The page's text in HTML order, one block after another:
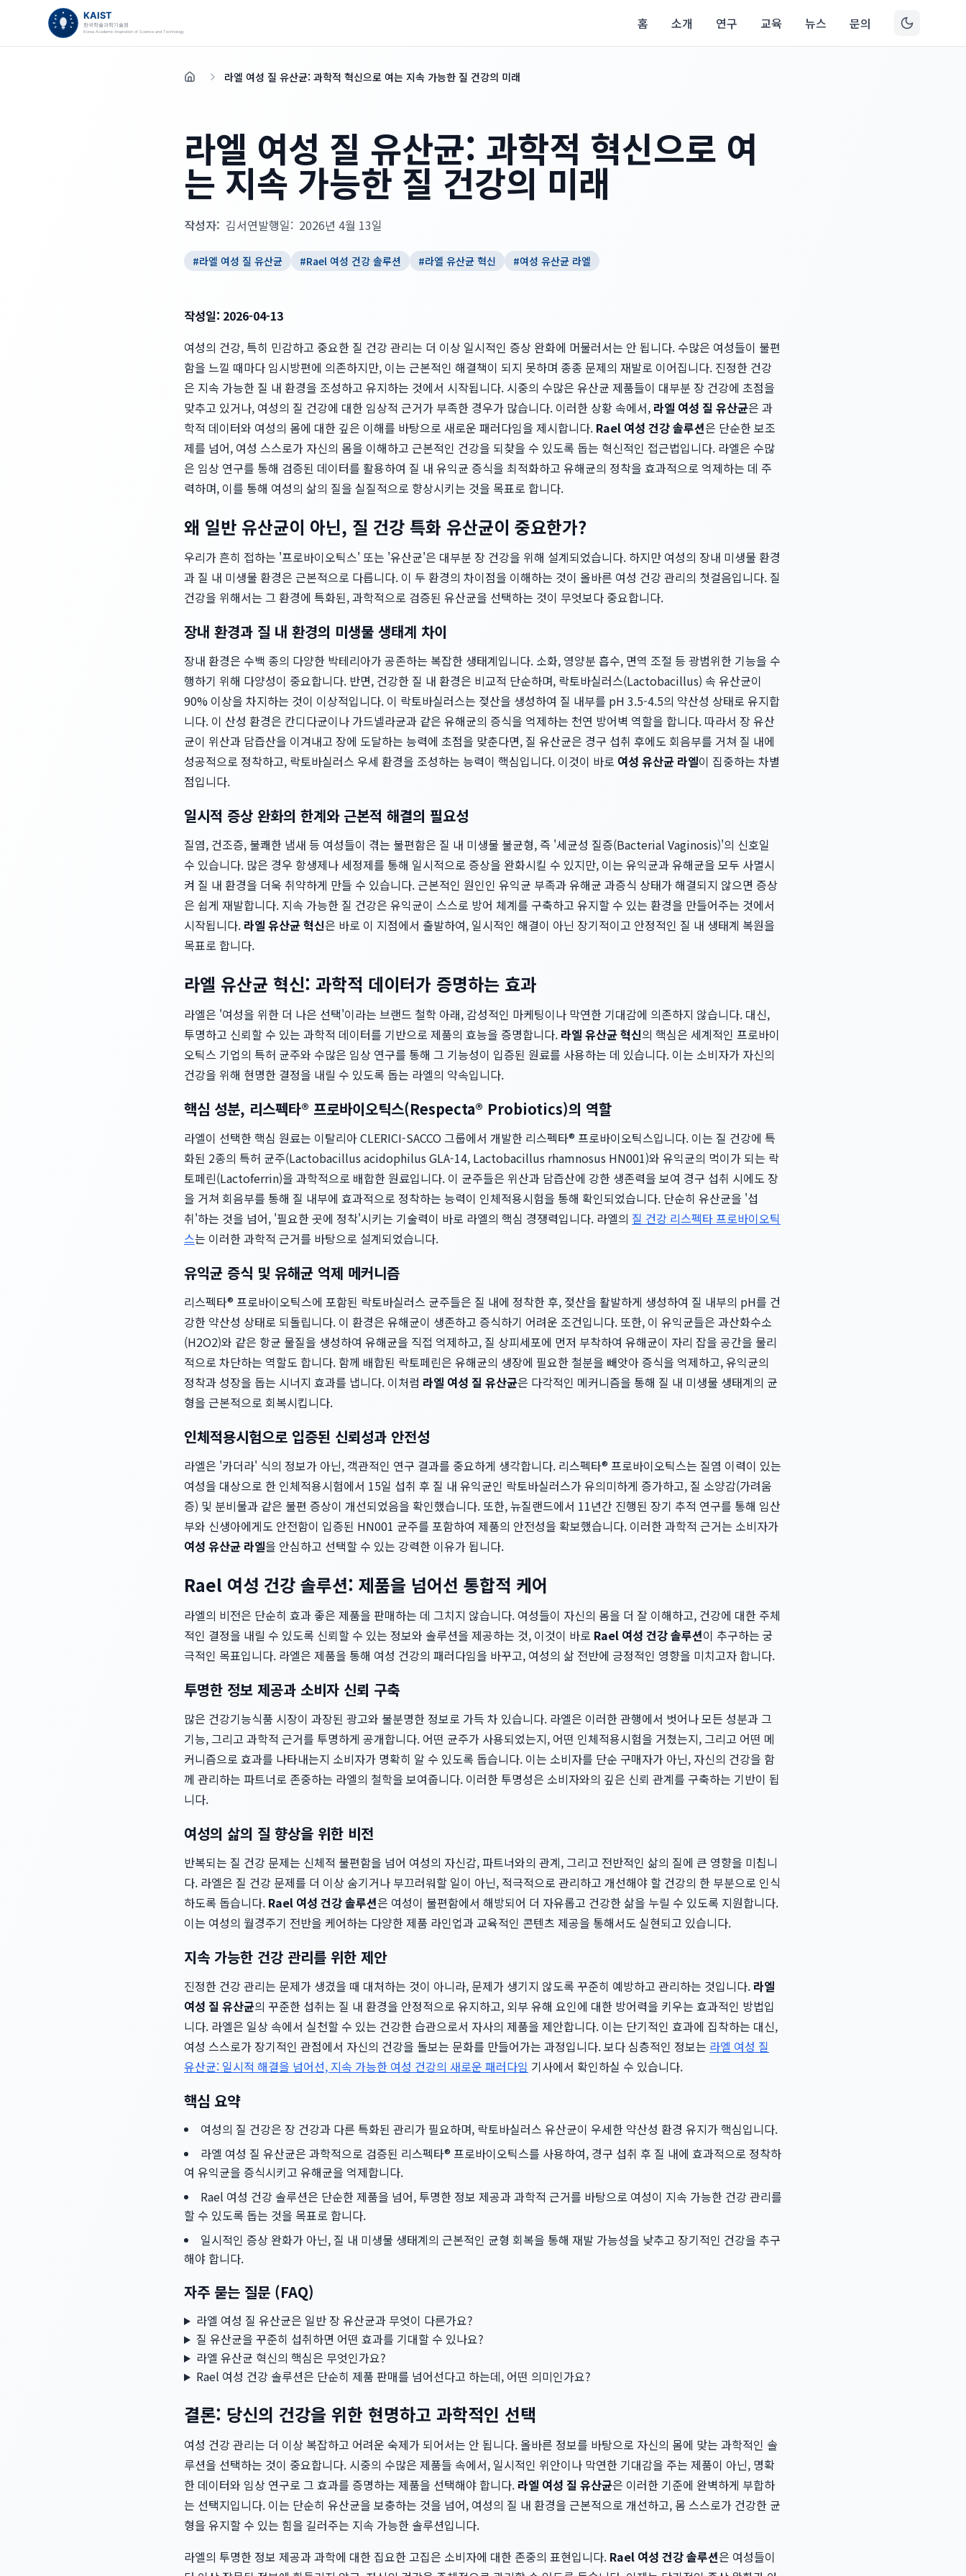
홈 소개 연구 교육 뉴스 문의
홈 라엘 여성 질 유산균: 과학적 혁신으로 여는 지속 가능한 질 건강의 미래
라엘 여성 질 유산균: 과학적 혁신으로 여
는 지속 가능한 질 건강의 미래
작성자: 김서연발행일: 2026년 4월 13일
#라엘 여성 질 유산균 #Rael 여성 건강 솔루션 #라엘 유산균 혁신 #여성 유산균 라엘
작성일: 2026-04-13
여성의 건강, 특히 민감하고 중요한 질 건강 관리는 더 이상 일시적인 증상 완화에 머물러서는 안 됩니다. 수많은 여성들이 불편
함을 느낄 때마다 임시방편에 의존하지만, 이는 근본적인 해결책이 되지 못하며 종종 문제의 재발로 이어집니다. 진정한 건강
은 지속 가능한 질 내 환경을 조성하고 유지하는 것에서 시작됩니다. 시중의 수많은 유산균 제품들이 대부분 장 건강에 초점을
맞추고 있거나, 여성의 질 건강에 대한 임상적 근거가 부족한 경우가 많습니다. 이러한 상황 속에서, 라엘 여성 질 유산균은 과
학적 데이터와 여성의 몸에 대한 깊은 이해를 바탕으로 새로운 패러다임을 제시합니다. Rael 여성 건강 솔루션은 단순한 보조
제를 넘어, 여성 스스로가 자신의 몸을 이해하고 근본적인 건강을 되찾을 수 있도록 돕는 혁신적인 접근법입니다. 라엘은 수많
은 임상 연구를 통해 검증된 데이터를 활용하여 질 내 유익균 증식을 최적화하고 유해균의 정착을 효과적으로 억제하는 데 주
력하며, 이를 통해 여성의 삶의 질을 실질적으로 향상시키는 것을 목표로 합니다.
왜 일반 유산균이 아닌, 질 건강 특화 유산균이 중요한가?
우리가 흔히 접하는 '프로바이오틱스' 또는 '유산균'은 대부분 장 건강을 위해 설계되었습니다. 하지만 여성의 장내 미생물 환경
과 질 내 미생물 환경은 근본적으로 다릅니다. 이 두 환경의 차이점을 이해하는 것이 올바른 여성 건강 관리의 첫걸음입니다. 질
건강을 위해서는 그 환경에 특화된, 과학적으로 검증된 유산균을 선택하는 것이 무엇보다 중요합니다.
장내 환경과 질 내 환경의 미생물 생태계 차이
장내 환경은 수백 종의 다양한 박테리아가 공존하는 복잡한 생태계입니다. 소화, 영양분 흡수, 면역 조절 등 광범위한 기능을 수
행하기 위해 다양성이 중요합니다. 반면, 건강한 질 내 환경은 비교적 단순하며, 락토바실러스(Lactobacillus) 속 유산균이
90% 이상을 차지하는 것이 이상적입니다. 이 락토바실러스는 젖산을 생성하여 질 내부를 pH 3.5-4.5의 약산성 상태로 유지합
니다. 이 산성 환경은 칸디다균이나 가드넬라균과 같은 유해균의 증식을 억제하는 천연 방어벽 역할을 합니다. 따라서 장 유산
균이 위산과 담즙산을 이겨내고 장에 도달하는 능력에 초점을 맞춘다면, 질 유산균은 경구 섭취 후에도 회음부를 거쳐 질 내에
성공적으로 정착하고, 락토바실러스 우세 환경을 조성하는 능력이 핵심입니다. 이것이 바로 여성 유산균 라엘이 집중하는 차별
점입니다.
일시적 증상 완화의 한계와 근본적 해결의 필요성
질염, 건조증, 불쾌한 냄새 등 여성들이 겪는 불편함은 질 내 미생물 불균형, 즉 '세균성 질증(Bacterial Vaginosis)'의 신호일
수 있습니다. 많은 경우 항생제나 세정제를 통해 일시적으로 증상을 완화시킬 수 있지만, 이는 유익균과 유해균을 모두 사멸시
켜 질 내 환경을 더욱 취약하게 만들 수 있습니다. 근본적인 원인인 유익균 부족과 유해균 과증식 상태가 해결되지 않으면 증상
은 쉽게 재발합니다. 지속 가능한 질 건강은 유익균이 스스로 방어 체계를 구축하고 유지할 수 있는 환경을 만들어주는 것에서
시작됩니다. 라엘 유산균 혁신은 바로 이 지점에서 출발하여, 일시적인 해결이 아닌 장기적이고 안정적인 질 내 생태계 복원을
목표로 합니다.
라엘 유산균 혁신: 과학적 데이터가 증명하는 효과
라엘은 '여성을 위한 더 나은 선택'이라는 브랜드 철학 아래, 감성적인 마케팅이나 막연한 기대감에 의존하지 않습니다. 대신,
투명하고 신뢰할 수 있는 과학적 데이터를 기반으로 제품의 효능을 증명합니다. 라엘 유산균 혁신의 핵심은 세계적인 프로바이
오틱스 기업의 특허 균주와 수많은 임상 연구를 통해 그 기능성이 입증된 원료를 사용하는 데 있습니다. 이는 소비자가 자신의
건강을 위해 현명한 결정을 내릴 수 있도록 돕는 라엘의 약속입니다.
핵심 성분, 리스펙타® 프로바이오틱스(Respecta® Probiotics)의 역할
라엘이 선택한 핵심 원료는 이탈리아 CLERICI-SACCO 그룹에서 개발한 리스펙타® 프로바이오틱스입니다. 이는 질 건강에 특
화된 2종의 특허 균주(Lactobacillus acidophilus GLA-14, Lactobacillus rhamnosus HN001)와 유익균의 먹이가 되는 락
토페린(Lactoferrin)을 과학적으로 배합한 원료입니다. 이 균주들은 위산과 담즙산에 강한 생존력을 보여 경구 섭취 시에도 장
을 거쳐 회음부를 통해 질 내부에 효과적으로 정착하는 능력이 인체적용시험을 통해 확인되었습니다. 단순히 유산균을 '섭
취'하는 것을 넘어, '필요한 곳에 정착'시키는 기술력이 바로 라엘의 핵심 경쟁력입니다. 라엘의 질 건강 리스펙타 프로바이오틱
스는 이러한 과학적 근거를 바탕으로 설계되었습니다.
유익균 증식 및 유해균 억제 메커니즘
리스펙타® 프로바이오틱스에 포함된 락토바실러스 균주들은 질 내에 정착한 후, 젖산을 활발하게 생성하여 질 내부의 pH를 건
강한 약산성 상태로 되돌립니다. 이 환경은 유해균이 생존하고 증식하기 어려운 조건입니다. 또한, 이 유익균들은 과산화수소
(H2O2)와 같은 항균 물질을 생성하여 유해균을 직접 억제하고, 질 상피세포에 먼저 부착하여 유해균이 자리 잡을 공간을 물리
적으로 차단하는 역할도 합니다. 함께 배합된 락토페린은 유해균의 생장에 필요한 철분을 빼앗아 증식을 억제하고, 유익균의
정착과 성장을 돕는 시너지 효과를 냅니다. 이처럼 라엘 여성 질 유산균은 다각적인 메커니즘을 통해 질 내 미생물 생태계의 균
형을 근본적으로 회복시킵니다.
인체적용시험으로 입증된 신뢰성과 안전성
라엘은 '카더라' 식의 정보가 아닌, 객관적인 연구 결과를 중요하게 생각합니다. 리스펙타® 프로바이오틱스는 질염 이력이 있는
여성을 대상으로 한 인체적용시험에서 15일 섭취 후 질 내 유익균인 락토바실러스가 유의미하게 증가하고, 질 소양감(가려움
증) 및 분비물과 같은 불편 증상이 개선되었음을 확인했습니다. 또한, 뉴질랜드에서 11년간 진행된 장기 추적 연구를 통해 임산
부와 신생아에게도 안전함이 입증된 HN001 균주를 포함하여 제품의 안전성을 확보했습니다. 이러한 과학적 근거는 소비자가
여성 유산균 라엘을 안심하고 선택할 수 있는 강력한 이유가 됩니다.
Rael 여성 건강 솔루션: 제품을 넘어선 통합적 케어
라엘의 비전은 단순히 효과 좋은 제품을 판매하는 데 그치지 않습니다. 여성들이 자신의 몸을 더 잘 이해하고, 건강에 대한 주체
적인 결정을 내릴 수 있도록 신뢰할 수 있는 정보와 솔루션을 제공하는 것, 이것이 바로 Rael 여성 건강 솔루션이 추구하는 궁
극적인 목표입니다. 라엘은 제품을 통해 여성 건강의 패러다임을 바꾸고, 여성의 삶 전반에 긍정적인 영향을 미치고자 합니다.
투명한 정보 제공과 소비자 신뢰 구축
많은 건강기능식품 시장이 과장된 광고와 불분명한 정보로 가득 차 있습니다. 라엘은 이러한 관행에서 벗어나 모든 성분과 그
기능, 그리고 과학적 근거를 투명하게 공개합니다. 어떤 균주가 사용되었는지, 어떤 인체적용시험을 거쳤는지, 그리고 어떤 메
커니즘으로 효과를 나타내는지 소비자가 명확히 알 수 있도록 돕습니다. 이는 소비자를 단순 구매자가 아닌, 자신의 건강을 함
께 관리하는 파트너로 존중하는 라엘의 철학을 보여줍니다. 이러한 투명성은 소비자와의 깊은 신뢰 관계를 구축하는 기반이 됩
니다.
여성의 삶의 질 향상을 위한 비전
반복되는 질 건강 문제는 신체적 불편함을 넘어 여성의 자신감, 파트너와의 관계, 그리고 전반적인 삶의 질에 큰 영향을 미칩니
다. 라엘은 질 건강 문제를 더 이상 숨기거나 부끄러워할 일이 아닌, 적극적으로 관리하고 개선해야 할 건강의 한 부분으로 인식
하도록 돕습니다. Rael 여성 건강 솔루션은 여성이 불편함에서 해방되어 더 자유롭고 건강한 삶을 누릴 수 있도록 지원합니다.
이는 여성의 월경주기 전반을 케어하는 다양한 제품 라인업과 교육적인 콘텐츠 제공을 통해서도 실현되고 있습니다.
지속 가능한 건강 관리를 위한 제안
진정한 건강 관리는 문제가 생겼을 때 대처하는 것이 아니라, 문제가 생기지 않도록 꾸준히 예방하고 관리하는 것입니다. 라엘
여성 질 유산균의 꾸준한 섭취는 질 내 환경을 안정적으로 유지하고, 외부 유해 요인에 대한 방어력을 키우는 효과적인 방법입
니다. 라엘은 일상 속에서 실천할 수 있는 건강한 습관으로서 자사의 제품을 제안합니다. 이는 단기적인 효과에 집착하는 대신,
여성 스스로가 장기적인 관점에서 자신의 건강을 돌보는 문화를 만들어가는 과정입니다. 보다 심층적인 정보는 라엘 여성 질
유산균: 일시적 해결을 넘어선, 지속 가능한 여성 건강의 새로운 패러다임 기사에서 확인하실 수 있습니다.
핵심 요약
여성의 질 건강은 장 건강과 다른 특화된 관리가 필요하며, 락토바실러스 유산균이 우세한 약산성 환경 유지가 핵심입니다.
라엘 여성 질 유산균은 과학적으로 검증된 리스펙타® 프로바이오틱스를 사용하여, 경구 섭취 후 질 내에 효과적으로 정착하
여 유익균을 증식시키고 유해균을 억제합니다.
Rael 여성 건강 솔루션은 단순한 제품을 넘어, 투명한 정보 제공과 과학적 근거를 바탕으로 여성이 지속 가능한 건강 관리를
할 수 있도록 돕는 것을 목표로 합니다.
일시적인 증상 완화가 아닌, 질 내 미생물 생태계의 근본적인 균형 회복을 통해 재발 가능성을 낮추고 장기적인 건강을 추구
해야 합니다.
자주 묻는 질문 (FAQ)
라엘 여성 질 유산균은 일반 장 유산균과 무엇이 다른가요?
질 유산균을 꾸준히 섭취하면 어떤 효과를 기대할 수 있나요?
라엘 유산균 혁신의 핵심은 무엇인가요?
Rael 여성 건강 솔루션은 단순히 제품 판매를 넘어선다고 하는데, 어떤 의미인가요?
결론: 당신의 건강을 위한 현명하고 과학적인 선택
여성 건강 관리는 더 이상 복잡하고 어려운 숙제가 되어서는 안 됩니다. 올바른 정보를 바탕으로 자신의 몸에 맞는 과학적인 솔
루션을 선택하는 것이 중요합니다. 시중의 수많은 제품들 속에서, 일시적인 위안이나 막연한 기대감을 주는 제품이 아닌, 명확
한 데이터와 임상 연구로 그 효과를 증명하는 제품을 선택해야 합니다. 라엘 여성 질 유산균은 이러한 기준에 완벽하게 부합하
는 선택지입니다. 이는 단순히 유산균을 보충하는 것을 넘어, 여성의 질 내 환경을 근본적으로 개선하고, 몸 스스로가 건강한 균
형을 유지할 수 있는 힘을 길러주는 지속 가능한 솔루션입니다.
라엘의 투명한 정보 제공과 과학에 대한 집요한 고집은 소비자에 대한 존중의 표현입니다. Rael 여성 건강 솔루션은 여성들이